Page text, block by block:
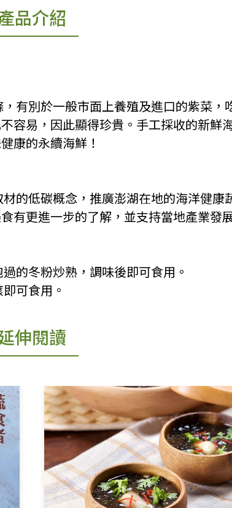
品介紹
有別於一般市面上養殖及進口的紫菜，
容易，因此顯得珍貴。手工採收的新鮮
康的永續海鮮！
的低碳概念，推廣澎湖在地的海洋健康
有更進一步的了解，並支持當地產業發
的冬粉炒熟，調味後即可食用。
可食用。
伸閱讀